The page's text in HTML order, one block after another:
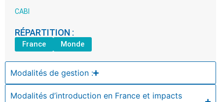
CABI
RÉPARTITION :
France Monde
Modalités de gestion :
Modalités d’introduction en France et impacts